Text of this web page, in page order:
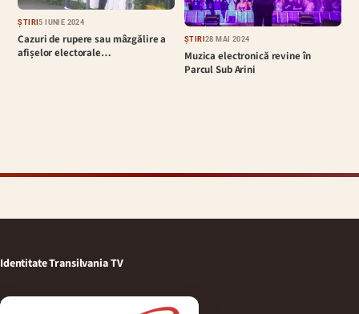
ȘTIRI5 IUNIE 2024
Cazuri de rupere sau mâzgălire a
afișelor electorale…
ȘTIRI28 MAI 2024
Muzica electronică revine în
Parcul Sub Arini
Identitate Transilvania TV